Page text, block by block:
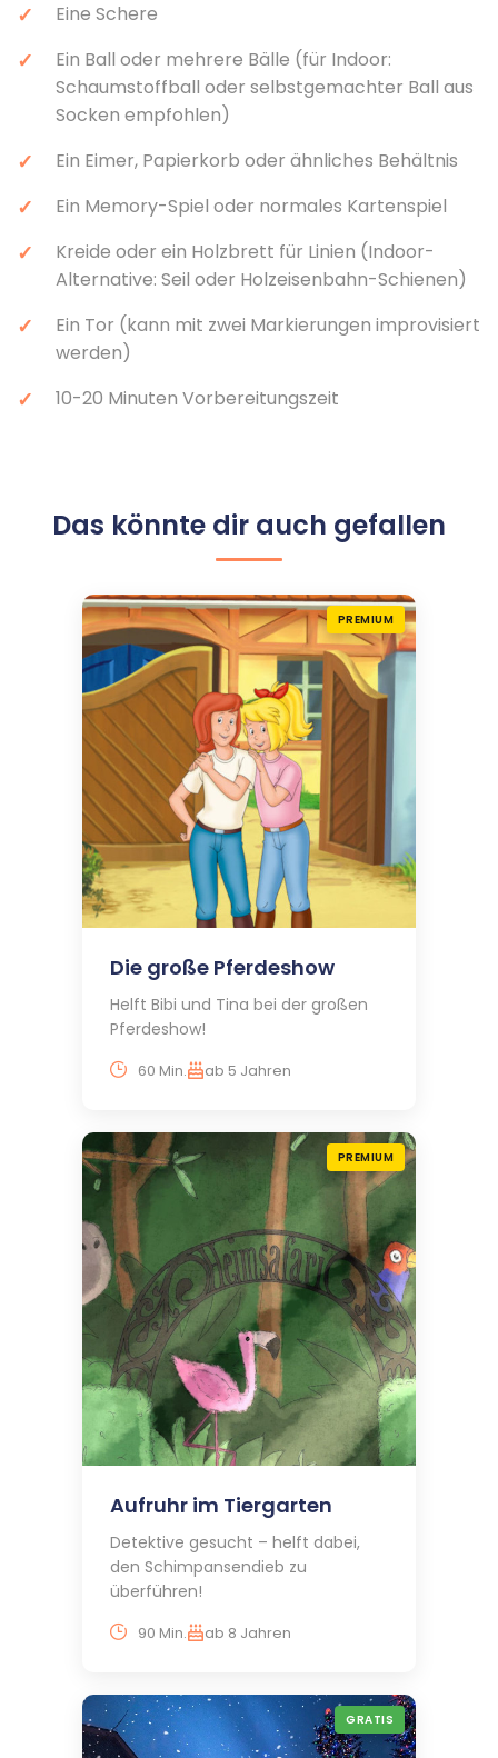
Eine Schere
Ein Ball oder mehrere Bälle (für Indoor:
Schaumstoffball oder selbstgemachter Ball aus
Socken empfohlen)
Ein Eimer, Papierkorb oder ähnliches Behältnis
Ein Memory-Spiel oder normales Kartenspiel
Kreide oder ein Holzbrett für Linien (Indoor-
Alternative: Seil oder Holzeisenbahn-Schienen)
Ein Tor (kann mit zwei Markierungen improvisiert
werden)
10-20 Minuten Vorbereitungszeit
Das könnte dir auch gefallen
PREMIUM
Die große Pferdeshow
Helft Bibi und Tina bei der großen
Pferdeshow!
60 Min. ab 5 Jahren
PREMIUM
Aufruhr im Tiergarten
Detektive gesucht – helft dabei,
den Schimpansendieb zu
überführen!
90 Min. ab 8 Jahren
GRATIS